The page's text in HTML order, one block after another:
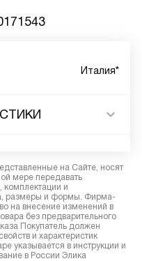
Италия*
на Сайте, носят
мере передавать
комплектации и
размеры и формы. Фирма-
на внесение изменений в
без предварительного
Покупатель должен
и характеристик
указывается в инструкции и
в России Элика